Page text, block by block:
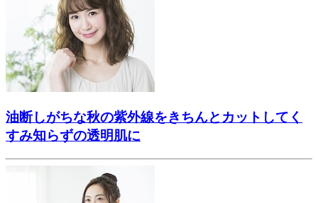
油断しがちな秋の紫外線をきちんとカットしてく
すみ知らずの透明肌に